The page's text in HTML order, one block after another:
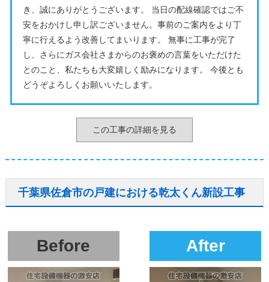
き、誠にありがとうございます。 当日の配線確認ではご不
安をおかけし申し訳ございません。事前のご案内をより丁
寧に行えるよう改善してまいります。 無事に工事が完了
し、さらにガス会社さまからのお褒めの言葉をいただけた
とのこと、私たちも大変嬉しく励みになります。 今後とも
どうぞよろしくお願いいたします。
この工事の詳細を見る
千葉県佐倉市の戸建における乾太くん新設工事
Before After